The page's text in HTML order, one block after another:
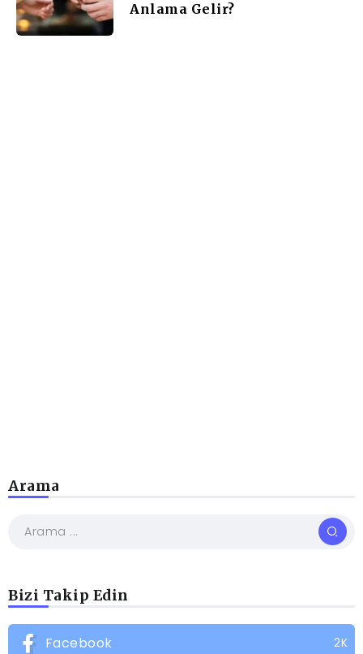
Anlama Gelir?
Arama
Bizi Takip Edin
Facebook 2K